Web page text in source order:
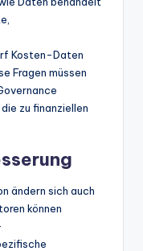
Kosten-Daten
Fragen müssen
zu finanziellen
ändern sich auch
können